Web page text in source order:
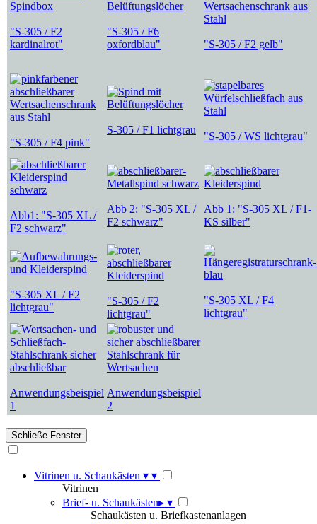
"S-305 / F2
kardinalrot"
"S-305 / F6
oxfordblau"
"S-305 / F2 gelb"
"S-305 / F4 pink"
S-305 / F1 lichtgrau
"S-305 / WS lichtgrau"
Abb1: "S-305 XL /
F2 schwarz"
Abb 2: "S-305 XL /
F2 schwarz"
Abb 1: "S-305 XL / F1-
KS silber"
"S-305 XL / F2
lichtgrau"
"S-305 / F2
lichtgrau"
"S-305 XL / F4
lichtgrau"
Anwendungsbeispiel
1
Anwendungsbeispiel
2
Vitrinen u. Schaukästen ▾ ▾
Vitrinen
Brief- u. Schaukästen▸ ▾
Schaukästen u. Briefkastenanlagen